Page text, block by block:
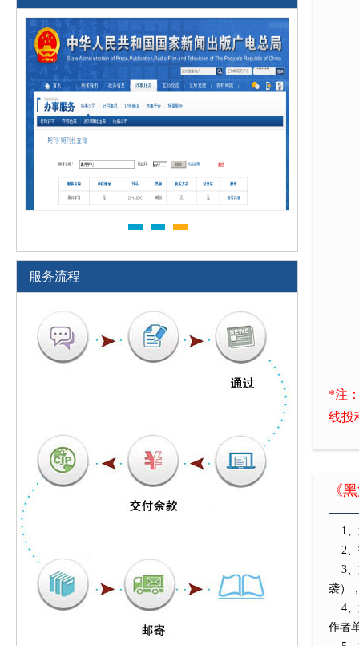
*注
线投
《
1、
2、
3、
袭）
4、
作者
服务流程